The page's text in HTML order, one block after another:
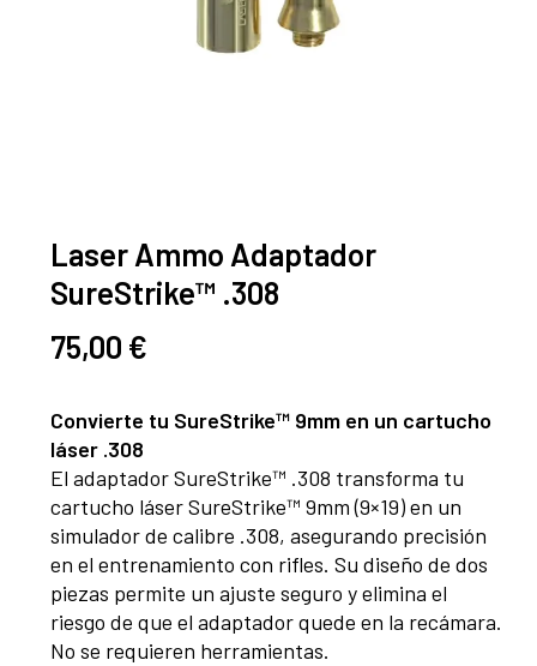
Laser Ammo Adaptador
SureStrike™ .308
75,00 €
Convierte tu SureStrike™ 9mm en un cartucho
láser .308
El adaptador SureStrike™ .308 transforma tu
cartucho láser SureStrike™ 9mm (9×19) en un
simulador de calibre .308, asegurando precisión
en el entrenamiento con rifles. Su diseño de dos
piezas permite un ajuste seguro y elimina el
riesgo de que el adaptador quede en la recámara.
No se requieren herramientas.